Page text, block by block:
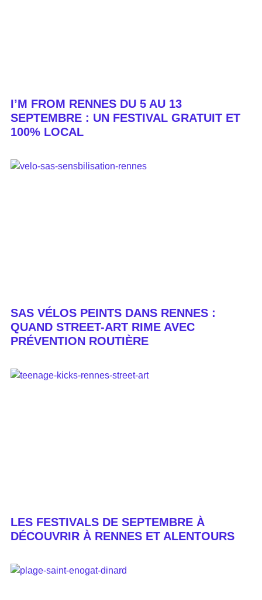
I’M FROM RENNES DU 5 AU 13
SEPTEMBRE : UN FESTIVAL GRATUIT ET
100% LOCAL
SAS VÉLOS PEINTS DANS RENNES :
QUAND STREET-ART RIME AVEC
PRÉVENTION ROUTIÈRE
LES FESTIVALS DE SEPTEMBRE À
DÉCOUVRIR À RENNES ET ALENTOURS